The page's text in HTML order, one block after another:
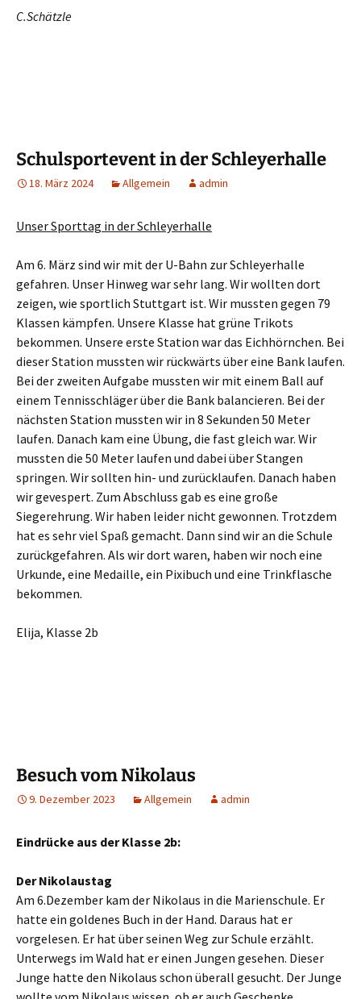
C.Schätzle
Schulsportevent in der Schleyerhalle
18. März 2024 Allgemein admin
Unser Sporttag in der Schleyerhalle
Am 6. März sind wir mit der U-Bahn zur Schleyerhalle
gefahren. Unser Hinweg war sehr lang. Wir wollten dort
zeigen, wie sportlich Stuttgart ist. Wir mussten gegen 79
Klassen kämpfen. Unsere Klasse hat grüne Trikots
bekommen. Unsere erste Station war das Eichhörnchen. Bei
dieser Station mussten wir rückwärts über eine Bank laufen.
Bei der zweiten Aufgabe mussten wir mit einem Ball auf
einem Tennisschläger über die Bank balancieren. Bei der
nächsten Station mussten wir in 8 Sekunden 50 Meter
laufen. Danach kam eine Übung, die fast gleich war. Wir
mussten die 50 Meter laufen und dabei über Stangen
springen. Wir sollten hin- und zurücklaufen. Danach haben
wir gevespert. Zum Abschluss gab es eine große
Siegerehrung. Wir haben leider nicht gewonnen. Trotzdem
hat es sehr viel Spaß gemacht. Dann sind wir an die Schule
zurückgefahren. Als wir dort waren, haben wir noch eine
Urkunde, eine Medaille, ein Pixibuch und eine Trinkflasche
bekommen.
Elija, Klasse 2b
Besuch vom Nikolaus
9. Dezember 2023 Allgemein admin
Eindrücke aus der Klasse 2b:
Der Nikolaustag
Am 6.Dezember kam der Nikolaus in die Marienschule. Er
hatte ein goldenes Buch in der Hand. Daraus hat er
vorgelesen. Er hat über seinen Weg zur Schule erzählt.
Unterwegs im Wald hat er einen Jungen gesehen. Dieser
Junge hatte den Nikolaus schon überall gesucht. Der Junge